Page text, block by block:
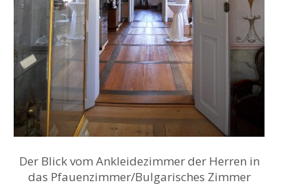
Der Blick vom Ankleidezimmer der Herren in
das Pfauenzimmer/Bulgarisches Zimmer